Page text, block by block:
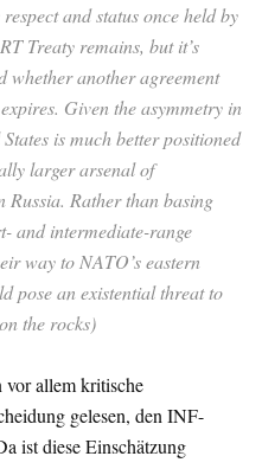
and status once held by
Treaty remains, but it’s
whether another agreement
Given the asymmetry in
is much better positioned
larger arsenal of
Russia. Rather than basing
and intermediate-range
way to NATO’s eastern
pose an existential threat to
the rocks)
vor allem kritische
gelesen, den INF-
ist diese Einschätzung